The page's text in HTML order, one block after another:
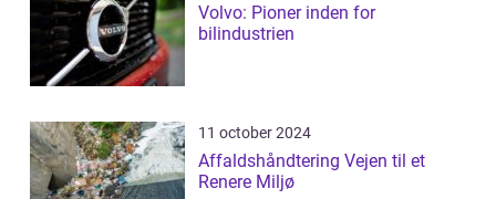
Volvo: Pioner inden for
bilindustrien
11 october 2024
Affaldshåndtering Vejen til et
Renere Miljø